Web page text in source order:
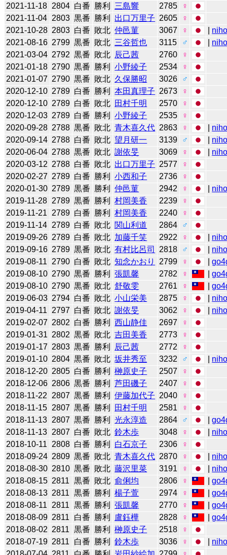
2021-11-18 2804 白番 勝利 三島響 2785
♀
2021-11-04 2803 黒番 勝利 出口万里子 2605
♀
2021-10-28 2803 白番 敗北 仲邑菫 3067 ♀
2021-08-16 2799 黒番 敗北 三谷哲也 3115 ♂
2021-03-04 2792 黒番 敗北 辰己茜 2760
♀
2021-01-18 2790 黒番 勝利 小野綾子 2534
♀
2021-01-07 2790 黒番 敗北 久保勝昭 3026
♂
2020-12-10 2789 白番 勝利 本田真理子 2673
♀
2020-12-10 2789 白番 敗北 田村千明 2570
♀
2020-12-03 2789 白番 勝利 小野綾子 2535
♀
2020-09-28 2788 黒番 敗北 青木喜久代 2863 ♀
2020-09-14 2788 白番 敗北 望月研一 3139 ♂
2020-06-04 2788 黒番 敗北 謝依旻 3069 ♀
2020-03-12 2788 白番 敗北 出口万里子 2577
♀
2020-02-27 2789 白番 勝利 小西和子 2736
♀
2020-01-30 2789 黒番 勝利 仲邑菫 2942 ♀
2019-11-28 2789 黒番 勝利 村岡美香 2239
♀
2019-11-21
2789 白番 勝利 村岡美香 2240
♀
2019-11-14 2789 白番 敗北 関山利道 2864
♂
2019-09-26 2789 白番 敗北 加藤千笑 2922 ♀
2019-09-16 2789 黒番 敗北 有村比呂司 2818 ♂
2019-08-11
2790 白番 敗北 知念かおり 2799 ♀ |
2019-08-10 2790 黒番 勝利 張凱馨 2782 ♀ |
2019-08-10 2790 黒番 敗北 舒敬雯 2761 ♀ |
2019-06-03 2794 白番 敗北 小山栄美 2875 ♀
2019-04-11
2797 白番 敗北 謝依旻 3062 ♀
2019-02-07 2802 白番 勝利 西山静佳 2697
♀
2019-01-31 2802 黒番 敗北 吉田美香 2773
♀
2019-01-17 2803 黒番 勝利 辰己茜 2772
♀
2019-01-10 2804 黒番 敗北 坂井秀至 3232 ♂
2018-12-20 2805 白番 勝利 榊原史子 2507
♀
2018-12-06 2806 黒番 勝利 芦田磯子 2407
♀
2018-11-22
2807 黒番 勝利 伊藤加代子 2040
♀
2018-11-15 2807 黒番 勝利 田村千明 2581
♀
2018-11-13 2807 黒番 勝利 光永淳造 2864 ♂ |
2018-11-13 2807 白番 敗北 鈴木歩 3048 ♀
2018-10-11
2808 白番 勝利 白石京子 2306
♀
2018-09-24 2809 黒番 敗北 青木喜久代 2870 ♀
2018-08-30 2810 黒番 敗北 藤沢里菜 3191 ♀
2018-08-15 2811 黒番 敗北 俞俐均 2806 ♀ |
2018-08-13 2811 黒番 勝利 楊子萱 2974 ♀ |
2018-08-11
2811 黒番 勝利 張凱馨 2770 ♀ |
2018-08-09 2811 白番 勝利 盧鈺樺 2828 ♀ |
2018-08-02 2811 黒番 勝利 榊原史子 2518
♀
2018-07-19 2811 白番 勝利 鈴木歩 3036 ♀